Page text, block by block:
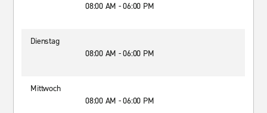
08:00 AM - 06:00 PM
Dienstag
08:00 AM - 06:00 PM
Mittwoch
08:00 AM - 06:00 PM